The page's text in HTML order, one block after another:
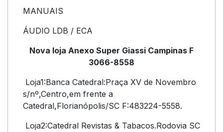
MANUAIS
ÁUDIO LDB / ECA
Nova loja Anexo Super Giassi Campinas F
3066-8558
Loja1:Banca Catedral:Praça XV de Novembro
s/nº,Centro,em frente a
Catedral,Florianópolis/SC F:483224-5558.
Loja2:Catedral Revistas & Tabacos.Rodovia SC